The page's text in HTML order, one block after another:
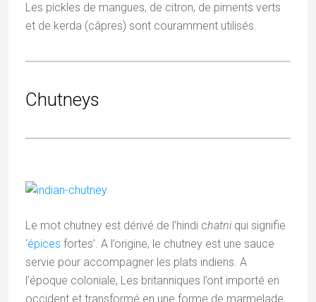
Les pickles de mangues, de citron, de piments verts
et de kerda (câpres) sont couramment utilisés.
Chutneys
Le mot chutney est dérivé de l’hindi chatniqui signifie
‘épices fortes’. A l’origine, le chutney est une sauce
servie pour accompagner les plats indiens. A
l’époque coloniale, Les britanniques l’ont importé en
occident et transformé en une forme de marmelade